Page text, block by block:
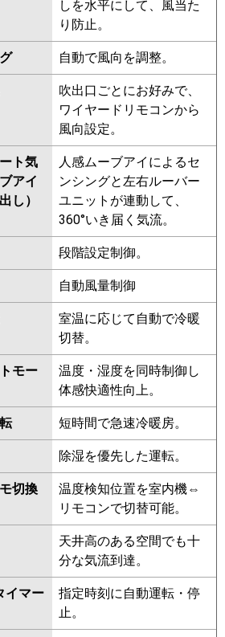
FDTV1126H6SA-rak
FDTV1126H6SA-airf
FDTV1126H6SA FDTV1126H6SA-
osj
PA-P112U7KNCX PA-P112U7KC
PA-P112U7KNC PA-P112U7HNC
PA-P112U7HNCX PA-P112U7HC
RUEA11231MU RUEA11231XU
RUSA11233MU RUSA11233XU
RUEA11231M RUEA11231X
RUHA11231X
AUHA11274M AUHA11274M-R
AUHA11274X AUHA11274X-R
AUEA11237M AUEA11237X
RUSA11233M RUSA11233X
AUEA11277M AUEA11277X
AUSA11277M AUSA11277X
PLZ-HRMP112H5 PLZ-
HRMP112HBF5 PLZ-
HRMP112HF5 PLZ-
HRMP112HFG5 PLZ-
ERMP112HLE5 PLZ-
ERMP112HE5 PLZ-ERMP112H5
PLZ-HRMP112HBF4
HRMP112HF4 PLZ-HRMP112H4
PLZ-HRMP112HFG4 PLZ-
ERMP112H4 PLZ-ERMP112HLE4
PLZ-ERMP112HE4 PLZ-
HRMP112HFG3
PLZ-
HRMP112HF3 PLZ-HRMP112H3
PLZ-ERMP112H3 PLZ-
ERMP112HLE3 PLZ-
ERMP112HE3 PLZ-
HRMP112HFG2 PLZ-
HRMP112HF2 PLZ-HRMP112H2
PLZ-ERMP112HE2 PLZ-
ERMP112H2 PLZ-ERMP112HLE2
PLZ-HRMP112EZ PLZ-
HRMP112EFGZ
しを水平にして、風当た
り防止。
自動で風向を調整。
吹出口ごとにお好みで、
ワイヤードリモコンから
風向設定。
ト気
アイ
し）
人感ムーブアイによるセ
ンシングと左右ルーバー
ユニットが連動して、
360°いき届く気流。
段階設定制御。
自動風量制御
室温に応じて自動で冷暖
切替。
モー
温度・湿度を同時制御し
体感快適性向上。
短時間で急速冷暖房。
除湿を優先した運転。
切換
温度検知位置を室内機⇔
リモコンで切替可能。
天井高のある空間でも十
分な気流到達。
イマー
指定時刻に自動運転・停
止。